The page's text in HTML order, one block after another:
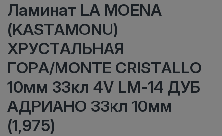
Ламинат LA MOENA
(KASTAMONU)
ХРУСТАЛЬНАЯ
ГОРА/MONTE CRISTALLO
10мм 33кл 4V LM-14 ДУБ
АДРИАНО 33кл 10мм
(1,975)